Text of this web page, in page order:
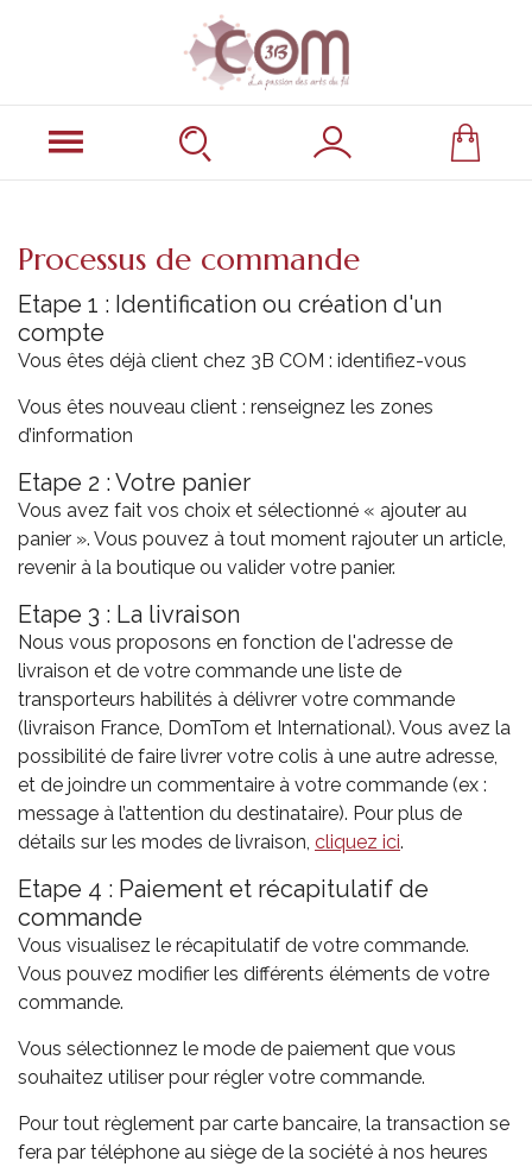
Processus de commande
Etape 1 : Identification ou création d'un
compte
Vous êtes déjà client chez 3B COM : identifiez-vous
Vous êtes nouveau client : renseignez les zones
d’information
Etape 2 : Votre panier
Vous avez fait vos choix et sélectionné « ajouter au
panier ». Vous pouvez à tout moment rajouter un article,
revenir à la boutique ou valider votre panier.
Etape 3 : La livraison
Nous vous proposons en fonction de l'adresse de
livraison et de votre commande une liste de
transporteurs habilités à délivrer votre commande
(livraison France, DomTom et International). Vous avez la
possibilité de faire livrer votre colis à une autre adresse,
et de joindre un commentaire à votre commande (ex :
message à l’attention du destinataire). Pour plus de
détails sur les modes de livraison, cliquez ici.
Etape 4 : Paiement et récapitulatif de
commande
Vous visualisez le récapitulatif de votre commande.
Vous pouvez modifier les différents éléments de votre
commande.
Vous sélectionnez le mode de paiement que vous
souhaitez utiliser pour régler votre commande.
Pour tout règlement par carte bancaire, la transaction se
fera par téléphone au siège de la société à nos heures